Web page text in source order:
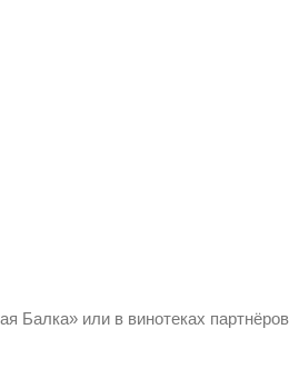
Балка» или в винотеках партнёров